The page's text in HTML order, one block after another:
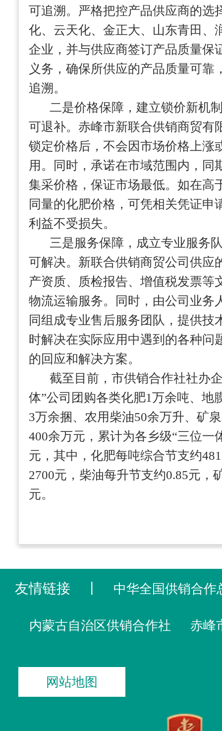
可追溯。严格把控产品供应商的选
化、云天化、金正大、山东青田、
企业，并与供应商签订产品质量保
义务，确保所供应的产品质量可靠
追溯。
二是价格保障，建立锁价新机
可退补。赤峰市新联合供销商贸有
锁定价格后，不会因市场价格上涨
用。同时，承诺在市域范围内，同
集采价格，保证市场最低。如在高
同量的化肥价格，可凭相关凭证申
利益不受损失。
三是服务保障，成立专业服务
可解决。新联合供销商贸公司供应
产资质、质检报告、增值税发票等
物流运输服务。同时，由公司业务
同组成专业售后服务团队，提供技
时解决在实际应用中遇到的各种问
的回应和解决方案。
截至目前，市供销合作社社办
体”公司团购各类化肥1万余吨、地
3万余捆、农用柴油50余万升、矿
400余万元，累计为各乡级“三位一
元，其中，化肥每吨综合节支约
2700元，柴油每升节支约0.85元，
元。
友情链接 中华全国供销合作
内蒙古自治区供销合作社 赤峰
网站地图